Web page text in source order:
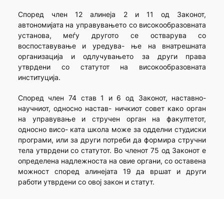
Според член 12 алинеја 2 и 11 од Законот,
автономијата на управувањето со високообразовната
установа, меѓу другото се остварува со
воспоставување и уредува- ње на внатрешната
организација и одлучувањето за други права
утврдени со статутот на високообразовната
институција.
Според член 74 став 1 и 6 од Законот, наставно-
научниот, односно настав- ничкиот совет како орган
на управување и стручен орган на факултетот,
односно висо- ката школа може за одделни студиски
програми, или за други потреби да формира стручни
тела утврдени со статутот. Во членот 75 од Законот е
определена надлежноста на овие органи, со оставена
можност според алинејата 19 да вршат и други
работи утврдени со овој закон и статут.